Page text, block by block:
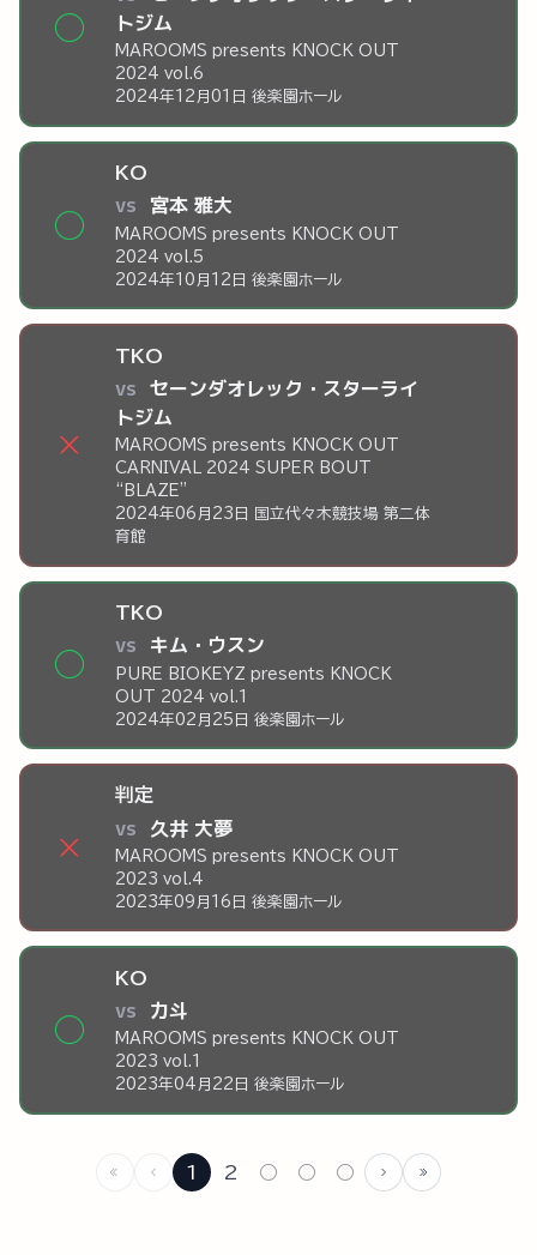
◯
トジム
MAROOMS presents KNOCK OUT
2024 vol.6
2024年12月01日 後楽園ホール
◯
KO
vs 宮本 雅大
MAROOMS presents KNOCK OUT
2024 vol.5
2024年10月12日 後楽園ホール
×
TKO
vs セーンダオレック・スターライ
トジム
MAROOMS presents KNOCK OUT
CARNIVAL 2024 SUPER BOUT
“BLAZE”
2024年06月23日 国立代々木競技場 第二体
育館
◯
TKO
vs キム・ウスン
PURE BIOKEYZ presents KNOCK
OUT 2024 vol.1
2024年02月25日 後楽園ホール
×
判定
vs 久井 大夢
MAROOMS presents KNOCK OUT
2023 vol.4
2023年09月16日 後楽園ホール
◯
KO
vs 力斗
MAROOMS presents KNOCK OUT
2023 vol.1
2023年04月22日 後楽園ホール
1 2 ○ ○ ○